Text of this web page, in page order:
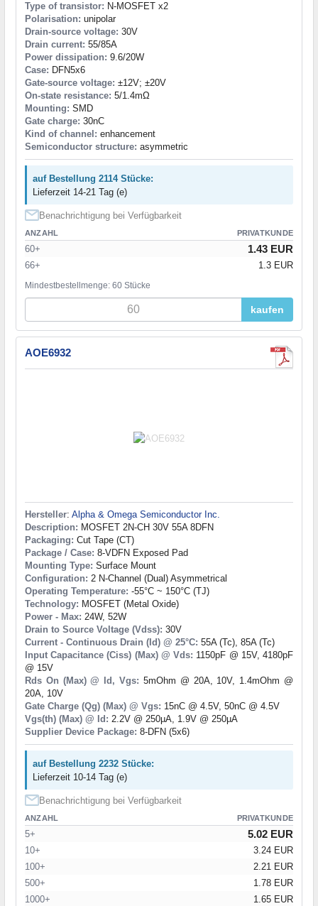
Type of transistor: N-MOSFET x2
Polarisation: unipolar
Drain-source voltage: 30V
Drain current: 55/85A
Power dissipation: 9.6/20W
Case: DFN5x6
Gate-source voltage: ±12V; ±20V
On-state resistance: 5/1.4mΩ
Mounting: SMD
Gate charge: 30nC
Kind of channel: enhancement
Semiconductor structure: asymmetric
auf Bestellung 2114 Stücke:
Lieferzeit 14-21 Tag (e)
Benachrichtigung bei Verfügbarkeit
ANZAHL PRIVATKUNDE
60+ 1.43 EUR
66+ 1.3 EUR
Mindestbestellmenge: 60 Stücke
kaufen
AOE6932
Hersteller: Alpha & Omega Semiconductor Inc.
Description: MOSFET 2N-CH 30V 55A 8DFN
Packaging: Cut Tape (CT)
Package / Case: 8-VDFN Exposed Pad
Mounting Type: Surface Mount
Configuration: 2 N-Channel (Dual) Asymmetrical
Operating Temperature: -55°C ~ 150°C (TJ)
Technology: MOSFET (Metal Oxide)
Power - Max: 24W, 52W
Drain to Source Voltage (Vdss): 30V
Current - Continuous Drain (Id) @ 25°C: 55A (Tc), 85A (Tc)
Input Capacitance (Ciss) (Max) @ Vds: 1150pF @ 15V, 4180pF
@ 15V
Rds On (Max) @ Id, Vgs: 5mOhm @ 20A, 10V, 1.4mOhm @
20A, 10V
Gate Charge (Qg) (Max) @ Vgs: 15nC @ 4.5V, 50nC @ 4.5V
Vgs(th) (Max) @ Id: 2.2V @ 250µA, 1.9V @ 250µA
Supplier Device Package: 8-DFN (5x6)
auf Bestellung 2232 Stücke:
Lieferzeit 10-14 Tag (e)
Benachrichtigung bei Verfügbarkeit
ANZAHL PRIVATKUNDE
5+ 5.02 EUR
10+
3.24 EUR
100+
2.21 EUR
500+
1.78 EUR
1000+
1.65 EUR